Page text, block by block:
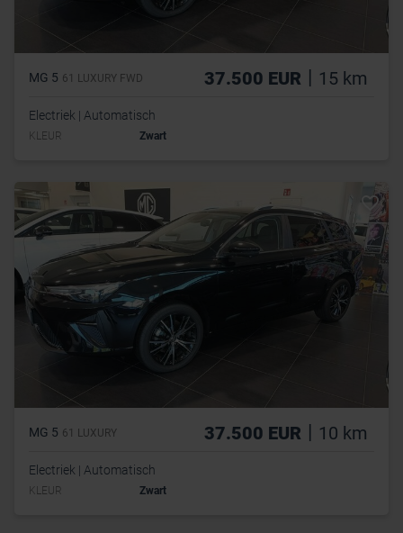
MG 5 61 LUXURY FWD 37.500 EUR | 15 km
Electriek | Automatisch
KLEUR Zwart
MG 5 61 LUXURY 37.500 EUR | 10 km
Electriek | Automatisch
KLEUR Zwart